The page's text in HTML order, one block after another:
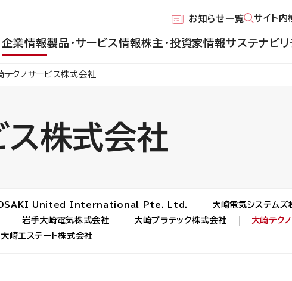
お知らせ一覧 サイト内
企業情報製品・サービス情報株主・投資家情報サステナビリ
テクノサービス株式会社
ス株式会社
United International Pte. Ltd.
大崎電気システムズ
岩手大崎電気株式会社 大崎プラテック株式会社
大崎テク
大崎エステート株式会社